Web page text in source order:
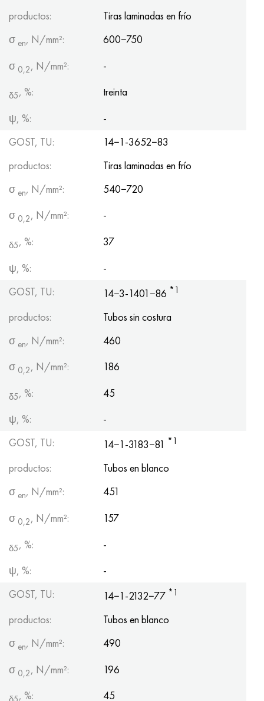
productos:
Tiras laminadas en frío
σ en, N/mm²:
600−750
σ 0,2, N/mm²: -
δ5, %:
treinta
ψ, %:
-
GOST, TU:
14−1-3652−83
productos:
Tiras laminadas en frío
σ en, N/mm²:
540−720
σ 0,2, N/mm²: -
δ5, %:
37
ψ, %:
-
GOST, TU:
14−3-1401−86 *1
productos:
Tubos sin costura
σ en, N/mm²:
460
σ 0,2, N/mm²: 186
δ5, %:
45
ψ, %:
-
GOST, TU:
14−1-3183−81 *1
productos:
Tubos en blanco
σ en, N/mm²:
451
σ 0,2, N/mm²: 157
δ5, %:
-
ψ, %:
-
GOST, TU:
14−1-2132−77 *1
productos:
Tubos en blanco
σ en, N/mm²:
490
σ 0,2, N/mm²: 196
, %:
45